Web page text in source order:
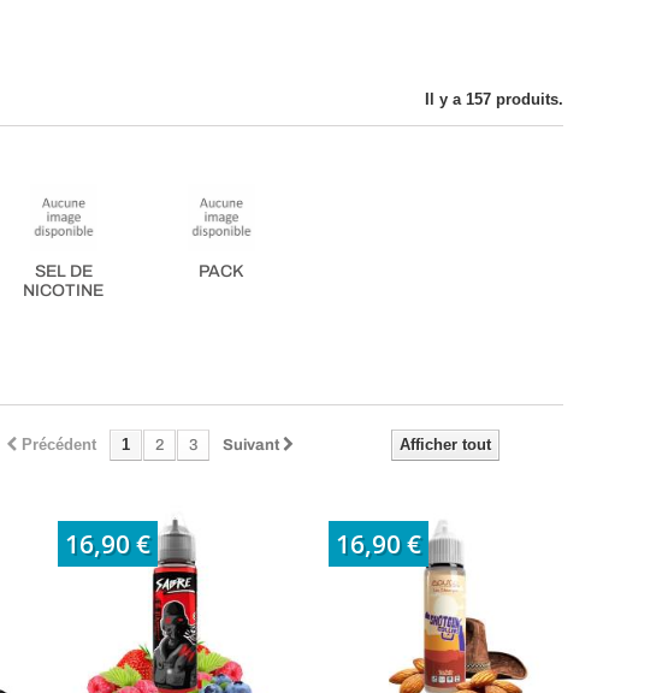
Il y a 157 produits.
SEL DE
NICOTINE
PACK
Afficher tout
Précédent 1 2 3 Suivant
16,90 € 16,90 €